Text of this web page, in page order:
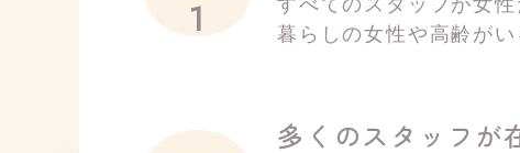
1
すべてのスタッフが女
暮らしの女性や高齢が
多くのスタッフが